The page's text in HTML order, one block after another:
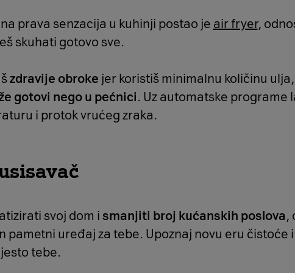
prava senzacija u kuhinji postao je air fryer,
skuhati gotovo sve.
zdravije obroke jer koristiš minimalnu količinu
gotovi nego u pećnici. Uz automatske programe
i protok vrućeg zraka.
svoj dom i smanjiti broj kućanskih poslova,
pametni uređaj za tebe. Upoznaj novu eru čistoće
tebe.